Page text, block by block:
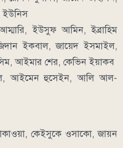
ইউনিস
ইউসুফ আমিন, ইব্রাহিম
ইকবাল, জায়েদ ইসমাইল,
আইমার শের, কেভিন ইয়াকব
আইমেন হুসেইন, আলি আল-
কেইসুকে ওসাকো, জায়ন